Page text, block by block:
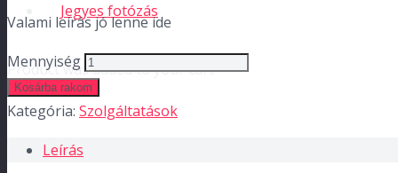
Jegyes fotózás
Productwas added to your cart
Valami leírás jó lenne ide
Mennyiség
Kosárba rakom
Kategória: Szolgáltatások
Leírás